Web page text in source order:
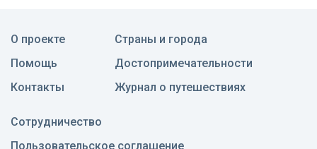
О проекте
Помощь
Контакты
Страны и города
Достопримечательности
Журнал о путешествиях
Сотрудничество
Пользовательское соглашение